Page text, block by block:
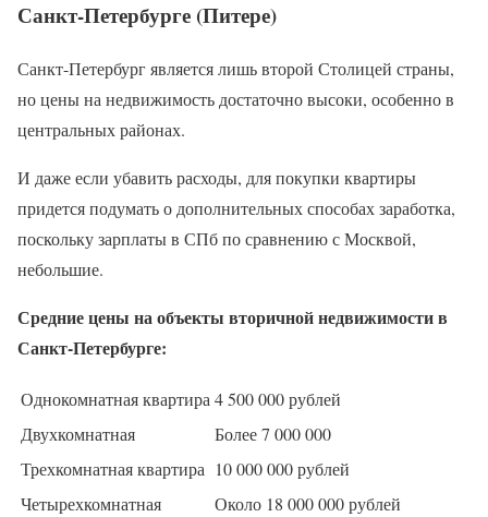
Санкт-Петербурге (Питере)
Санкт-Петербург является лишь второй Столицей страны,
но цены на недвижимость достаточно высоки, особенно в
центральных районах.
И даже если убавить расходы, для покупки квартиры
придется подумать о дополнительных способах заработка,
поскольку зарплаты в СПб по сравнению с Москвой,
небольшие.
Средние цены на объекты вторичной недвижимости в
Санкт-Петербурге:
Однокомнатная квартира 4 500 000 рублей
Двухкомнатная
Более 7 000 000
Трехкомнатная квартира 10 000 000 рублей
Четырехкомнатная
Около 18 000 000 рублей